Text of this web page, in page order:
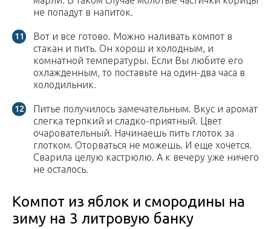
не попадут в напиток.
Вот и все готово. Можно наливать компот в
стакан и пить. Он хорош и холодным, и
комнатной температуры. Если Вы любите его
охлажденным, то поставьте на один-два часа в
холодильник.
Питье получилось замечательным. Вкус и аромат
слегка терпкий и сладко-приятный. Цвет
очаровательный. Начинаешь пить глоток за
глотком. Оторваться не можешь. И еще хочется.
Сварила целую кастрюлю. А к вечеру уже ничего
не осталось.
Компот из яблок и смородины на
зиму на 3 литровую банку